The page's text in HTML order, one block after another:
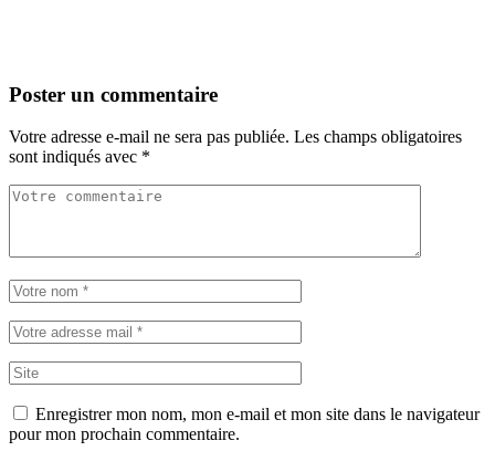
Poster un commentaire
Votre adresse e-mail ne sera pas publiée. Les champs obligatoires
sont indiqués avec *
Enregistrer mon nom, mon e-mail et mon site dans le navigateur
pour mon prochain commentaire.